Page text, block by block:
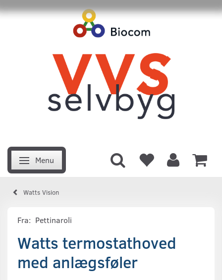
Skifte navigation
Menu
Watts Vision
Fra: Pettinaroli
Watts termostathoved
med anlægsføler